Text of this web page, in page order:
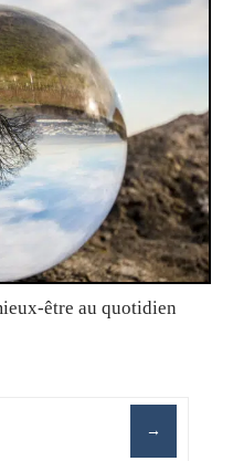
être au quotidien